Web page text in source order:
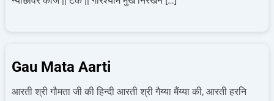
Gau Mata Aarti
आरती श्री गौमता जी की हिन्दी आरती श्री गैय्या मैंय्या की, आरती हरनि